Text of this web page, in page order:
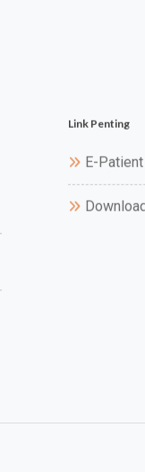
Link Penting
E-